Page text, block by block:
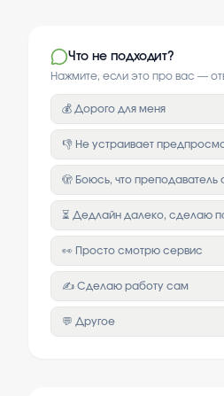
Что не подходит?
Нажмите, если это про вас —
💰 Дорого для меня
👎 Не устраивает
🫣 Боюсь, что преподаватель
⏳ Дедлайн далеко, сделаю
👀 Просто смотрю сервис
✍️ Сделаю работу сам
💬 Другое